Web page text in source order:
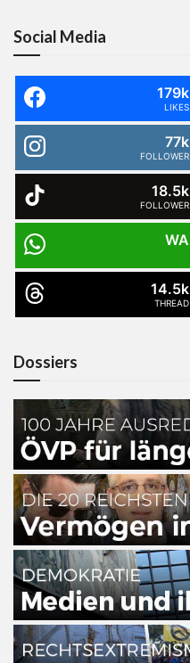
Social Media
179k
LIKES
77k
FOLLOWER
18.5k
FOLLOWER
WA
14.5k
THREAD
Dossiers